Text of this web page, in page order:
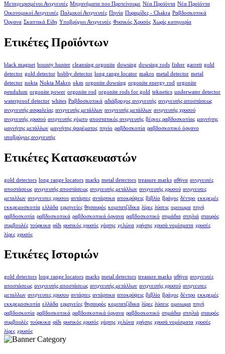
Μεταχειρισμένοι Ανιχνευτές Μηχανήματα που Προτείνουμε Νέα Προϊόντα Νέα Προϊόντα
Οικονομικοί Ανιχνευτές Παλμικοί Ανιχνευτές Πηνία Πυραμίδες - Chakra Ραβδοσκοπικά
Όργανα Σκαπτικά Είδη Υποβρύχιοι Ανιχνευτές Φυσικός Χρυσός Χωρίς κατηγορία
Ετικέτες Προϊόντων
black magnet bounty hunter cleansing orgonite dowsing dowsing rods fisher garrett gold
detector gold detector hobby detector long range locator makro metal detector metal
detector nokta Nokta Makro okm orgonite dowsing orgonite energy rod orgonite
pendulum orgonite power orgonite rod orgonite rods for gold teknetics underwater detector
waterproof detector whites Ραβδοσκοπικά αδιάβροχος ανιχνευτής ανιχνευτής αποστάσεως
ανιχνευτής ασφαλείας ανιχνευτής μετάλλων ανιχνευτής μετάλλων ανιχνευτής χρυσού
ανιχνευτής χρυσού ανιχνευτής χόμπυ αποστατικός ανιχνευτής βέργες ραβδοσκοπίας μαγνήτης
μαγνήτης μετάλλων μαγνήτης ψαρέματος πηνίο ραβδοσκοπία ραβδοσκοπικό όργανο
υποβρύχιος ανιχνευτής
Ετικέτες Κατασκευαστών
gold detectors long range locators marks metal detectors treasure marks αθήνα ανιχνευτές
αποστάσεως ανιχνευτής αποστάσεως ανιχνευτής μετάλλων ανιχνευτής χρυσού ανιχνευτες
μεταλλων ανιχνευτες χρυσου αντάρτες αντάρτικα αποκρύψεις βιβλίο βράχος δέντρο εκκρεμές
εκκρεμοσκοπία ελλάδα ερμηνείες θησαυρός κομιτατζίδικα λίρες λύσεις ομοιωμα πηγή
ραβδοσκοπία ραβδοσκοπικά ραβδοσκοπικά όργανα ραβδοσκοπικό σημάδια σπηλιά σταυρός
συμβουλές τούρκικα φίδι φυσικός χρυσός χάρτης χελώνα χρήσης χρυσά νομίσματα χρυσές
λίρες χρυσός
Ετικέτες Ιστοριών
gold detectors long range locators marks metal detectors treasure marks αθήνα ανιχνευτές
αποστάσεως ανιχνευτής αποστάσεως ανιχνευτής μετάλλων ανιχνευτής χρυσού ανιχνευτες
μεταλλων ανιχνευτες χρυσου αντάρτες αντάρτικα αποκρύψεις βιβλίο βράχος δέντρο εκκρεμές
εκκρεμοσκοπία ελλάδα ερμηνείες θησαυρός κομιτατζίδικα λίρες λύσεις ομοιωμα πηγή
ραβδοσκοπία ραβδοσκοπικά ραβδοσκοπικά όργανα ραβδοσκοπικό σημάδια σπηλιά σταυρός
συμβουλές τούρκικα φίδι φυσικός χρυσός χάρτης χελώνα χρήσης χρυσά νομίσματα χρυσές
λίρες χρυσός